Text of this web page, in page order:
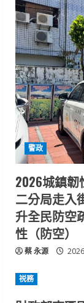
警政
2026城鎮
二分局走入
升全民防空
性（防空）
蔡 永源
祱務